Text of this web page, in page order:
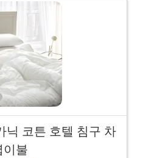
닉 코튼 호텔 침구 차
이불